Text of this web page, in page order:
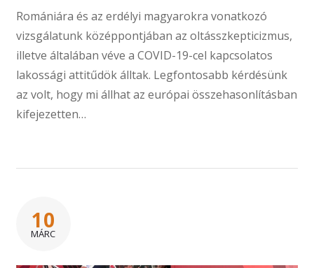
Romániára és az erdélyi magyarokra vonatkozó
vizsgálatunk középpontjában az oltásszkepticizmus,
illetve általában véve a COVID-19-cel kapcsolatos
lakossági attitűdök álltak. Legfontosabb kérdésünk
az volt, hogy mi állhat az európai összehasonlításban
kifejezetten…
10
MÁRC